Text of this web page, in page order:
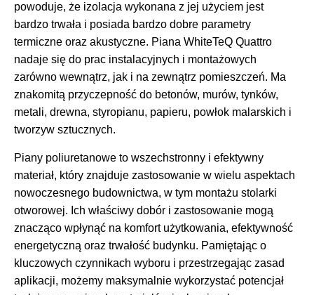
powoduje, że izolacja wykonana z jej użyciem jest
bardzo trwała i posiada bardzo dobre parametry
termiczne oraz akustyczne. Piana WhiteTeQ Quattro
nadaje się do prac instalacyjnych i montażowych
zarówno wewnątrz, jak i na zewnątrz pomieszczeń. Ma
znakomitą przyczepność do betonów, murów, tynków,
metali, drewna, styropianu, papieru, powłok malarskich i
tworzyw sztucznych.
Piany poliuretanowe to wszechstronny i efektywny
materiał, który znajduje zastosowanie w wielu aspektach
nowoczesnego budownictwa, w tym montażu stolarki
otworowej. Ich właściwy dobór i zastosowanie mogą
znacząco wpłynąć na komfort użytkowania, efektywność
energetyczną oraz trwałość budynku. Pamiętając o
kluczowych czynnikach wyboru i przestrzegając zasad
aplikacji, możemy maksymalnie wykorzystać potencjał